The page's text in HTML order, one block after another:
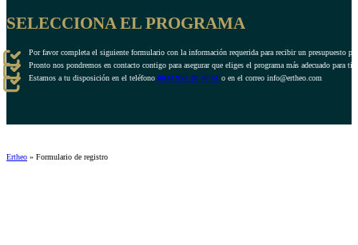
SELECCIONA EL PROGRAMA
Por favor completa el siguiente formulario con la información requerida para recibir un presupuesto
Pronto nos pondremos en contacto contigo para asegurar que eliges el programa más adecuado para ti.
Estamos a tu disposición en el teléfono 0034 951 20 40 61 o en el correo info@ertheo.com
Ertheo » Formulario de registro